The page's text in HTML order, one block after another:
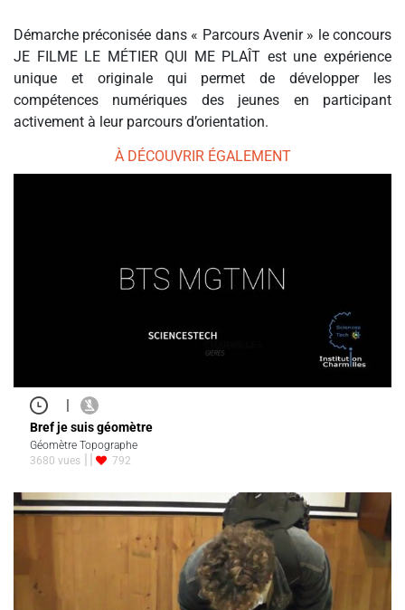
Démarche préconisée dans « Parcours Avenir » le concours
JE FILME LE MÉTIER QUI ME PLAÎT est une expérience
unique et originale qui permet de développer les
compétences numériques des jeunes en participant
activement à leur parcours d’orientation.
À DÉCOUVRIR ÉGALEMENT
|
Bref je suis géomètre
Géomètre Topographe
3680 vues
792